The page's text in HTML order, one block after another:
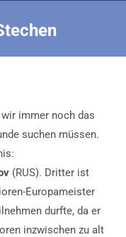
immer noch das
suchen müssen.
(RUS). Dritter ist
Europameister
durfte, da er
inzwischen zu alt